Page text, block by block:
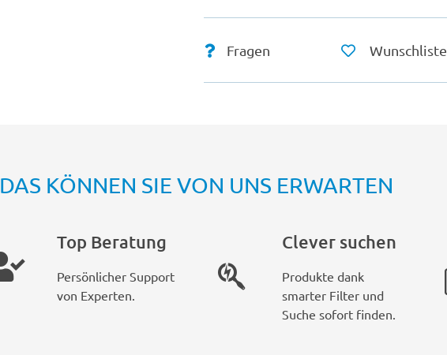
Fragen Wunschliste
DAS KÖNNEN SIE VON UNS ERWARTEN
Top Beratung
Persönlicher Support
von Experten.
Clever suchen
Produkte dank
smarter Filter und
Suche sofort finden.